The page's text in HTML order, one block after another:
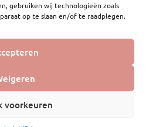
gebruiken wij technologieën zoals
op te slaan en/of te raadplegen.
voorkeuren
10:00–17:00
10:00–17:00
Gesloten